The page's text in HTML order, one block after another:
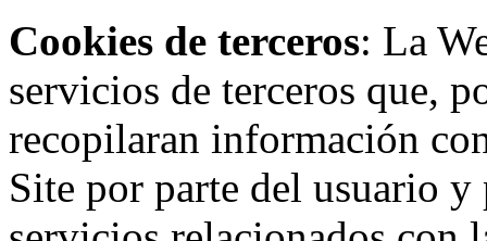
Cookies de terceros: La
servicios de terceros que,
recopilaran información
Site por parte del usuario